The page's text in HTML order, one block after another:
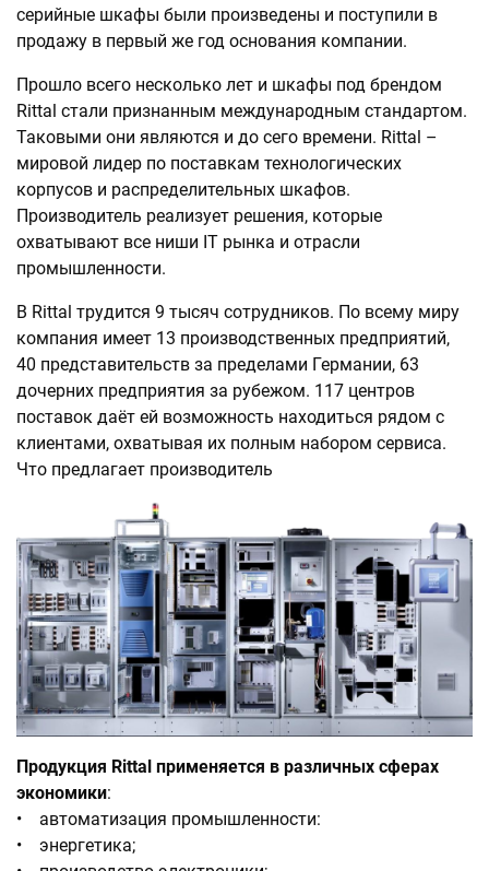
серийные шкафы были произведены и поступили в
продажу в первый же год основания компании.
Прошло всего несколько лет и шкафы под брендом
Rittal стали признанным международным стандартом.
Таковыми они являются и до сего времени. Rittal –
мировой лидер по поставкам технологических
корпусов и распределительных шкафов.
Производитель реализует решения, которые
охватывают все ниши IT рынка и отрасли
промышленности.
В Rittal трудится 9 тысяч сотрудников. По всему миру
компания имеет 13 производственных предприятий,
40 представительств за пределами Германии, 63
дочерних предприятия за рубежом. 117 центров
поставок даёт ей возможность находиться рядом с
клиентами, охватывая их полным набором сервиса.
Что предлагает производитель
Продукция Rittal применяется в различных сферах
экономики:
• автоматизация промышленности:
• энергетика;